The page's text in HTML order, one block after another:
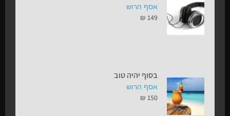
אסף הרוש
₪ 149
בסוף יהיה טוב
אסף הרוש
₪ 150